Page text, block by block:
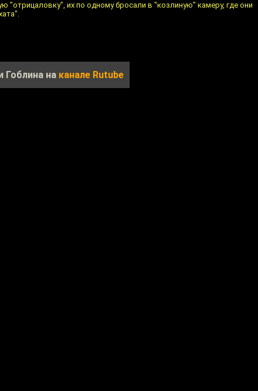
"отрицаловку", их по одному бросали в "козлиную" камеру, где они
Гоблина на канале Rutube